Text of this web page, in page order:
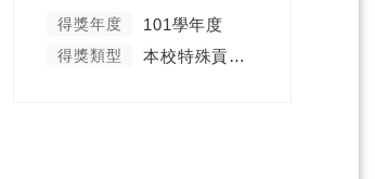
得獎年度 101學年度
得獎類型 本校特殊貢獻類